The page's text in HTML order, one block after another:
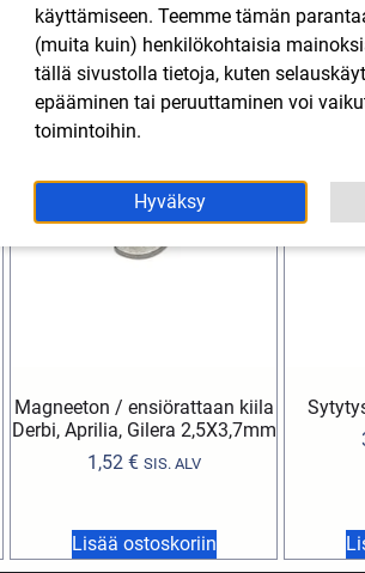
Magneeton / ensiörattaan kiila
Derbi, Aprilia, Gilera 2,5X3,7mm
1,52 € SIS. ALV
Lisää ostoskoriin
käyttämiseen. Teemme tämän
(muita kuin) henkilökohtaisia
tällä sivustolla tietoja, kuten
epääminen tai peruuttaminen voi
toimintoihin.
Hyväksy